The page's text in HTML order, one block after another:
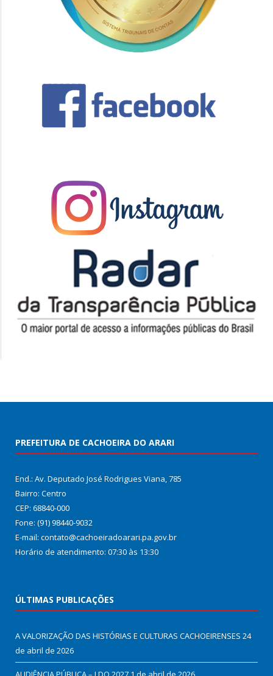
PREFEITURA DE CACHOEIRA DO ARARI
End.: Av. Deputado José Rodrigues Viana, 785
Bairro: Centro
CEP: 68840-000
Fone: (91) 98440-9032
E-mail: contato@cachoeiradoarari.pa.gov.br
Horário de atendimento: 07:30 às 13:30
ÚLTIMAS PUBLICAÇÕES
A VALORIZAÇÃO DAS HISTÓRIAS E CULTURAS CACHOEIRENSES 24
de abril de 2026